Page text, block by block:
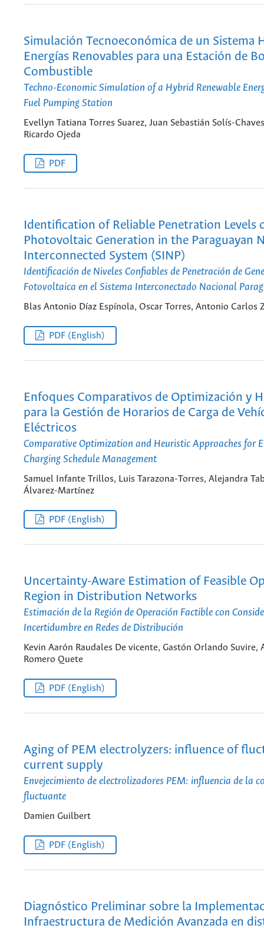
Simulación Tecnoeconómica de un Sistema
Energías Renovables para una Estación de
Combustible
Techno-Economic Simulation of a Hybrid Renewable
Fuel Pumping Station
Evellyn Tatiana Torres Suarez, Juan Sebastián Solís-
Ricardo Ojeda
PDF
Identification of Reliable Penetration Levels
Photovoltaic Generation in the Paraguayan
Interconnected System (SINP)
Identificación de Niveles Confiables de Penetración de
Fotovoltaica en el Sistema Interconectado Nacional
Blas Antonio Díaz Espínola, Oscar Torres, Antonio Carlos
PDF (English)
Enfoques Comparativos de Optimización y
para la Gestión de Horarios de Carga de
Eléctricos
Comparative Optimization and Heuristic Approaches for
Charging Schedule Management
Samuel Infante Trillos, Luis Tarazona-Torres, Alejandra
Álvarez-Martínez
PDF (English)
Uncertainty-Aware Estimation of Feasible
Region in Distribution Networks
Estimación de la Región de Operación Factible con
Incertidumbre en Redes de Distribución
Kevin Aarón Raudales De vicente, Gastón Orlando Suvire,
Romero Quete
PDF (English)
Aging of PEM electrolyzers: influence of
current supply
Envejecimiento de electrolizadores PEM: influencia de la
fluctuante
Damien Guilbert
PDF (English)
Diagnóstico Preliminar sobre la
Infraestructura de Medición Avanzada en